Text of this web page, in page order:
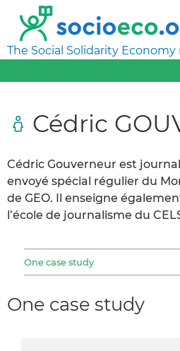
The Social Solidarity
Cédric
Cédric Gouverneur est
envoyé spécial régulier du
de GEO. Il enseigne
l’école de journalisme du
One case study
One case study